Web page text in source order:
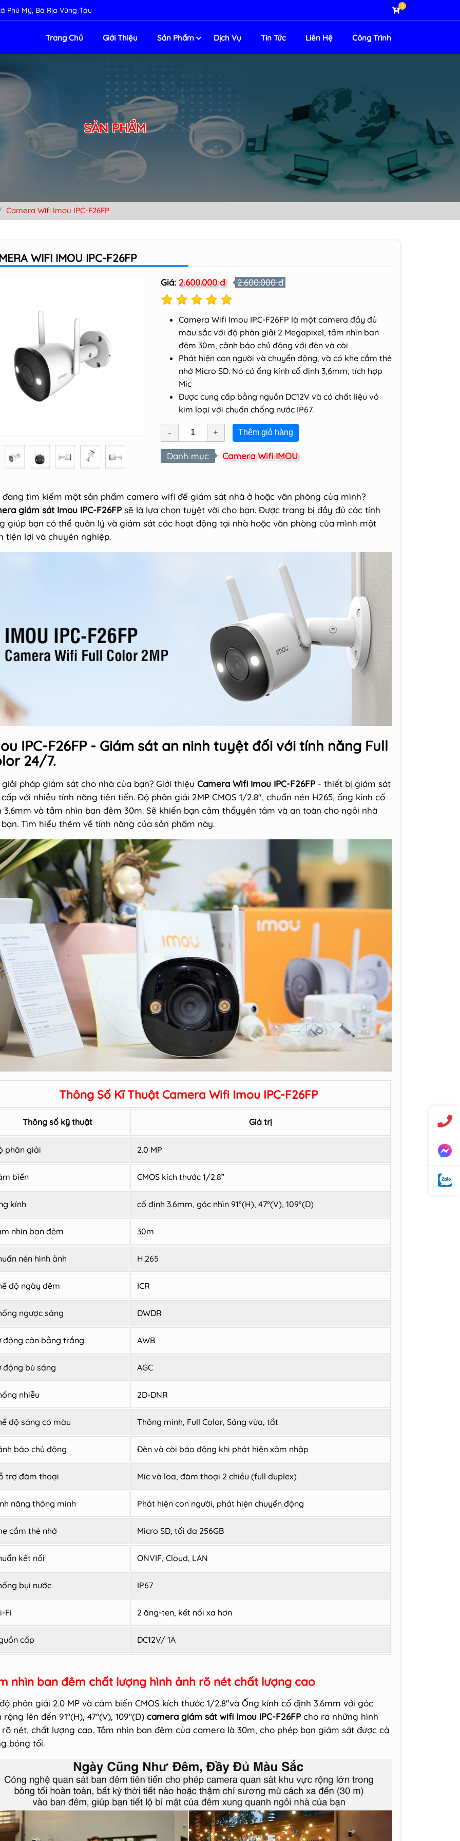
Phú Mỹ, Bà Rịa Vũng Tàu 0
Trang Chủ Giới Thiệu Sản Phẩm Dịch Vụ Tin Tức Liên Hệ Công Trình
SẢN PHẨM
Camera Wifi Imou IPC-F26FP
WIFI IMOU IPC-F26FP
Giá: 2.600.000 đ 2.600.000 đ
Camera Wifi Imou IPC-F26FP là một camera đầy đủ
màu sắc với độ phân giải 2 Megapixel, tầm nhìn ban
đêm 30m, cảnh báo chủ động với đèn và còi
Phát hiện con người và chuyển động, và có khe cắm thẻ
nhớ Micro SD. Nó có ống kính cố định 3,6mm, tích hợp
Mic
Được cung cấp bằng nguồn DC12V và có chất liệu vỏ
kim loại với chuẩn chống nước IP67.
Thêm giỏ hàng
Danh mục Camera Wifi IMOU
đang tìm kiếm một sản phẩm camera wifi để giám sát nhà ở hoặc văn phòng của mình?
giám sát Imou IPC-F26FPsẽ là lựa chọn tuyệt vời cho bạn. Được trang bị đầy đủ các tính
giúp bạn có thể quản lý và giám sát các hoạt động tại nhà hoặc văn phòng của mình một
tiện lợi và chuyên nghiệp.
IPC-F26FP - Giám sát an ninh tuyệt đối với tính năng Full
24/7.
pháp giám sát cho nhà của bạn? Giới thiệu Camera Wifi Imou IPC-F26FP- thiết bị giám sát
với nhiều tính năng tiên tiến. Độ phân giải 2MP CMOS 1/2.8", chuẩn nén H265, ống kính cố
3.6mm và tầm nhìn ban đêm 30m. Sẽ khiến bạn cảm thấyyên tâm và an toàn cho ngôi nhà
Tìm hiểu thêm về tính năng của sản phẩm này.
Thông Số Kĩ Thuật Camera Wifi Imou IPC-F26FP
Thông số kỹ thuật Giá trị
phân giải 2.0 MP
biến CMOS kích thước 1/2.8”
kính cố định 3.6mm, góc nhìn 91°(H), 47°(V), 109°(D)
nhìn ban đêm 30m
nén hình ảnh H.265
độ ngày đêm ICR
ngược sáng DWDR
động cân bằng trắng AWB
động bù sáng AGC
nhiễu 2D-DNR
độ sáng có màu Thông minh, Full Color, Sáng vừa, tắt
báo chủ động Đèn và còi báo động khi phát hiện xâm nhập
trợ đàm thoại Mic và loa, đàm thoại 2 chiều (full duplex)
năng thông minh Phát hiện con người, phát hiện chuyển động
cắm thẻ nhớ Micro SD, tối đa 256GB
kết nối ONVIF, Cloud, LAN
bụi nước IP67
Fi 2 ăng-ten, kết nối xa hơn
cấp DC12V/ 1A
nhìn ban đêm chất lượng hình ảnh rõ nét chất lượng cao
phân giải 2.0 MP và cảm biến CMOS kích thước 1/2.8"và Ống kính cố định 3.6mm với góc
rộng lên đến 91°(H), 47°(V), 109°(D) camera giám sát wifi Imou IPC-F26FPcho ra những hình
rõ nét, chất lượng cao. Tầm nhìn ban đêm của camera là 30m, cho phép bạn giám sát được cả
bóng tối.